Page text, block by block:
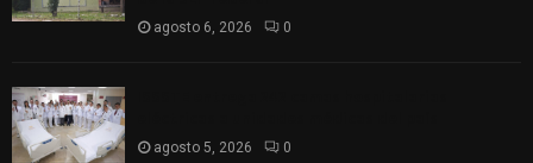
agosto 6, 2026 0
agosto 5, 2026 0